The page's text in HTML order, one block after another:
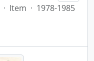
· Item · 1978-1985